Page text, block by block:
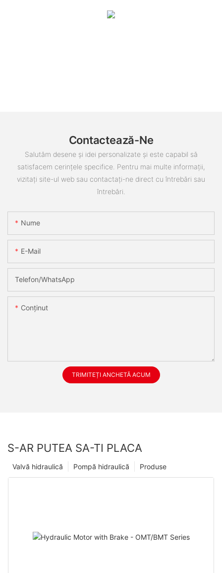
Contactează-Ne
Salutăm desene și idei personalizate și este capabil să
satisfacem cerințele specifice. Pentru mai multe informații,
vizitați site-ul web sau contactați-ne direct cu întrebări sau
întrebări.
Nume
E-Mail
Telefon/WhatsApp
Conţinut
TRIMITEȚI ANCHETĂ ACUM
S-AR PUTEA SA-TI PLACA
Produse
Pompă hidraulică
Valvă hidraulică